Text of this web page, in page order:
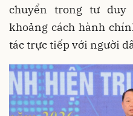
chuyển trong tư
khoảng cách hành
tác trực tiếp với người